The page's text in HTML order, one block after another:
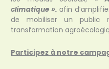
climatique ». afin
de mobiliser un public
transformation
Participez à notre